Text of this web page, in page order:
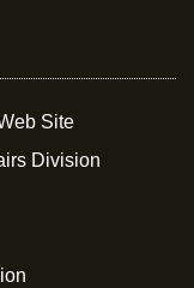
Site
Division